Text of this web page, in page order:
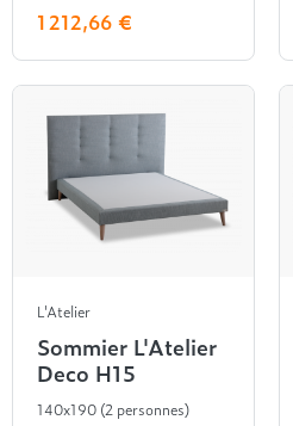
1 212,66 €
L'Atelier
Sommier L'Atelier
Deco H15
140x190 (2 personnes)